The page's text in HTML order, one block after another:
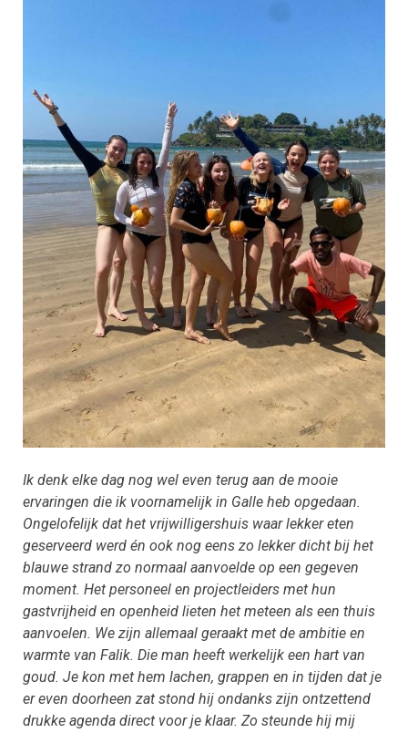
Ik denk elke dag nog wel even terug aan de mooie
ervaringen die ik voornamelijk in Galle heb opgedaan.
Ongelofelijk dat het vrijwilligershuis waar lekker eten
geserveerd werd én ook nog eens zo lekker dicht bij het
blauwe strand zo normaal aanvoelde op een gegeven
moment. Het personeel en projectleiders met hun
gastvrijheid en openheid lieten het meteen als een thuis
aanvoelen. We zijn allemaal geraakt met de ambitie en
warmte van Falik. Die man heeft werkelijk een hart van
goud. Je kon met hem lachen, grappen en in tijden dat je
er even doorheen zat stond hij ondanks zijn ontzettend
drukke agenda direct voor je klaar. Zo steunde hij mij